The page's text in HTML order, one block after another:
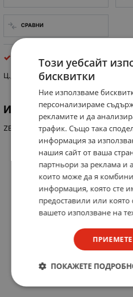
СРАВНИ
ценерови
Ц.Д.-27V/0.5W
ИНФОРМАЦИЯ
ZENER
Този уебсайт
бисквитки
Ние използваме
персонализираме
рекламите и да
трафик. Също така
информация за
нашия сайт от ваша
партньори за реклама и
които може да я
информация, която сте
предоставили или която
вашето използване на
ПОКАЖЕТЕ